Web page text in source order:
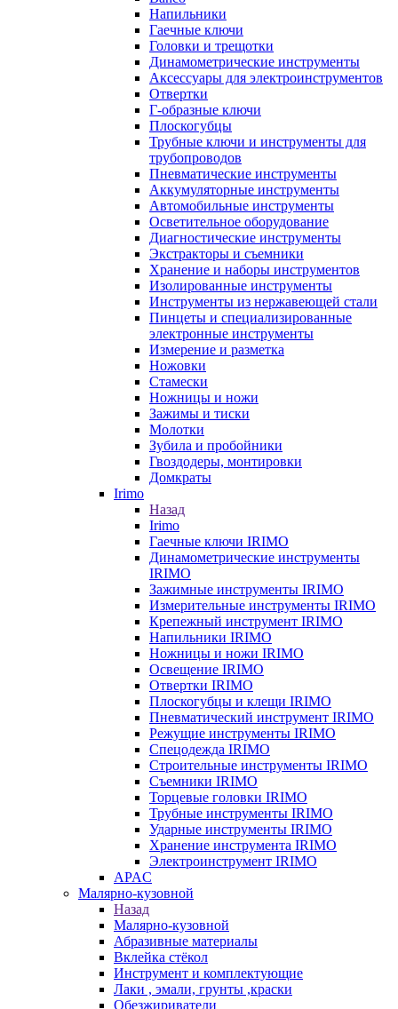
Напильники
Гаечные ключи
Головки и трещотки
Динамометрические инструменты
Аксессуары для электроинструментов
Отвертки
Г-образные ключи
Плоскогубцы
Трубные ключи и инструменты для
трубопроводов
Пневматические инструменты
Аккумуляторные инструменты
Автомобильные инструменты
Осветительное оборудование
Диагностические инструменты
Экстракторы и съемники
Хранение и наборы инструментов
Изолированные инструменты
Инструменты из нержавеющей стали
Пинцеты и специализированные
электронные инструменты
Измерение и разметка
Ножовки
Стамески
Ножницы и ножи
Зажимы и тиски
Молотки
Зубила и пробойники
Гвоздодеры, монтировки
Домкраты
Irimo
Назад
Irimo
Гаечные ключи IRIMO
Динамометрические инструменты
IRIMO
Зажимные инструменты IRIMO
Измерительные инструменты IRIMO
Крепежный инструмент IRIMO
Напильники IRIMO
Ножницы и ножи IRIMO
Освещение IRIMO
Отвертки IRIMO
Плоскогубцы и клещи IRIMO
Пневматический инструмент IRIMO
Режущие инструменты IRIMO
Спецодежда IRIMO
Строительные инструменты IRIMO
Съемники IRIMO
Торцевые головки IRIMO
Трубные инструменты IRIMO
Ударные инструменты IRIMO
Хранение инструмента IRIMO
Электроинструмент IRIMO
APAC
Малярно-кузовной
Назад
Малярно-кузовной
Абразивные материалы
Вклейка стёкол
Инструмент и комплектующие
Лаки , эмали, грунты ,краски
Обезжириватели